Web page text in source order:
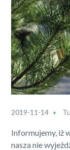
2019-11-14
Informujemy, iż
nasza nie